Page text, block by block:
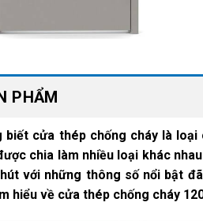
PHẨM
biết cửa thép chống cháy là
chia làm nhiều loại khác
với những thông số nổi bật
hiểu về cửa thép chống cháy